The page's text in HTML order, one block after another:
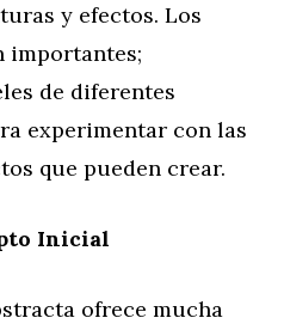
y efectos. Los
importantes;
de diferentes
experimentar con las
que pueden crear.
Inicial
ofrece mucha